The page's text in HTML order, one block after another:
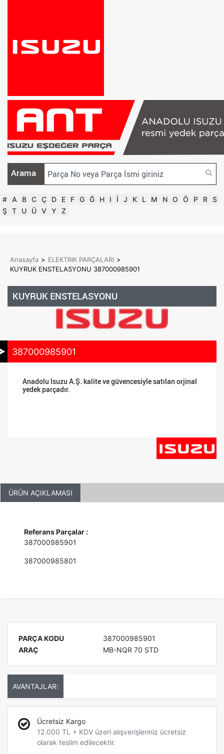
Arama
# A B C Ç D E F G Ğ H I İ J K L M N O Ö P R S
Ş T U Ü V Y Z
Anasayfa > ELEKTRIK PARÇALARI >
KUYRUK ENSTELASYONU 387000985901
KUYRUK ENSTELASYONU
387000985901
Anadolu Isuzu A.Ş. kalite ve güvencesiyle satılan orjinal
yedek parçadır.
ÜRÜN AÇIKLAMASI
Referans Parçalar :
387000985901
387000985801
PARÇA KODU
387000985901
ARAÇ
MB-NQR 70 STD
AVANTAJLAR:
Ücretsiz Kargo
12.000 TL + KDV üzeri alışverişleriniz ücretsiz
olarak teslim edilecektir.